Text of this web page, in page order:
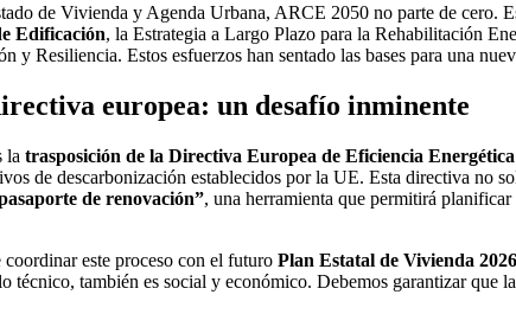
de Vivienda y Agenda Urbana, ARCE 2050 no parte de cero.
Edificación, la Estrategia a Largo Plazo para la Rehabilitación
y Resiliencia. Estos esfuerzos han sentado las bases para una
europea: un desafío inminente
latrasposición de la Directiva Europea de Eficiencia
de descarbonización establecidos por la UE. Esta directiva no
de renovación”, una herramienta que permitirá
coordinar este proceso con el futuroPlan Estatal de Vivienda 2026
técnico, también es social y económico. Debemos garantizar que